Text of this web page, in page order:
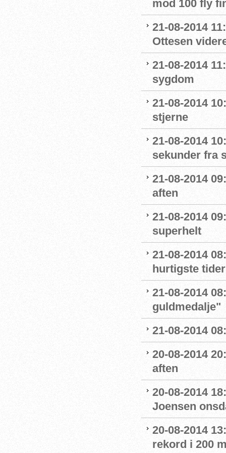
mod 100 fly
21-08-2014
Ottesen
21-08-2014
sygdom
21-08-2014
stjerne
21-08-2014
sekunder fra
21-08-2014
aften
21-08-2014
superhelt
21-08-2014
hurtigste tider
21-08-2014
guldmedalje"
21-08-2014
20-08-2014
aften
20-08-2014
Joensen
20-08-2014
rekord i 200